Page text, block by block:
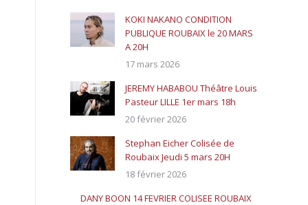
KOKI NAKANO CONDITION
PUBLIQUE ROUBAIX le 20 MARS
A 20H
17 mars 2026
JEREMY HABABOU Théâtre Louis
Pasteur LILLE 1er mars 18h
20 février 2026
Stephan Eicher Colisée de
Roubaix Jeudi 5 mars 20H
18 février 2026
DANY BOON 14 FEVRIER COLISEE ROUBAIX